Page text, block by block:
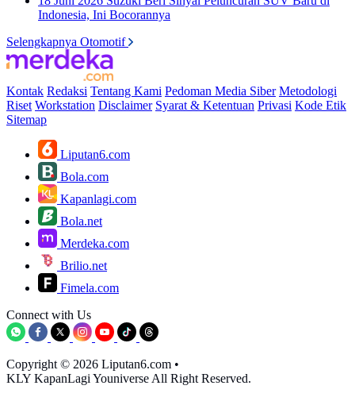
Indonesia, Ini Bocorannya
Selengkapnya Otomotif
Kontak Redaksi Tentang Kami Pedoman Media Siber Metodologi
Riset Workstation Disclaimer Syarat & Ketentuan Privasi Kode Etik
Sitemap
Liputan6.com
Bola.com
Kapanlagi.com
Bola.net
Merdeka.com
Brilio.net
Fimela.com
Connect with Us
Copyright © 2026 Liputan6.com •
KLY KapanLagi Youniverse All Right Reserved.